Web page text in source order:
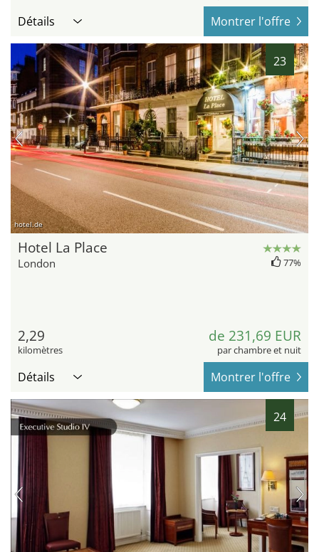
Détails Montrer l'offre
23
hotel.de
Hotel La Place
London 77%
2,29
kilomètres
de 231,69 EUR
par chambre et nuit
Détails Montrer l'offre
24